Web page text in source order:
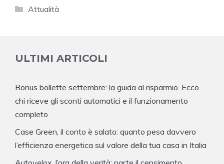
Categorie
Attualità
ULTIMI ARTICOLI
Bonus bollette settembre: la guida al risparmio. Ecco
chi riceve gli sconti automatici e il funzionamento
completo
Case Green, il conto è salato: quanto pesa davvero
l’efficienza energetica sul valore della tua casa in Italia